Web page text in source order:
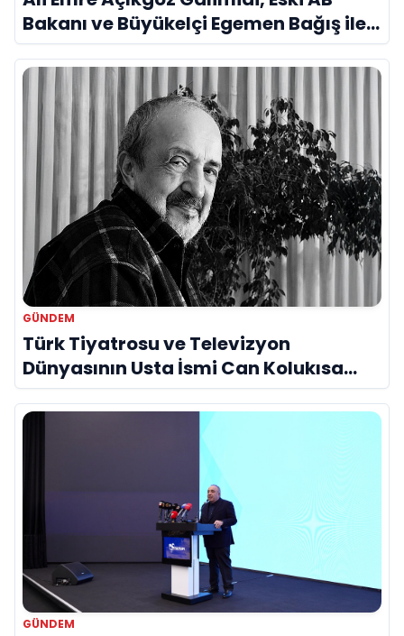
Bakanı ve Büyükelçi Egemen Bağış ile
Bir Araya Geldi
GÜNDEM
Türk Tiyatrosu ve Televizyon
Dünyasının Usta İsmi Can Kolukısa
Hayatını Kaybetti
GÜNDEM